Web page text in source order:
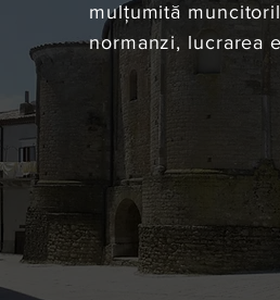
mulțumită
normanzi, lucrarea